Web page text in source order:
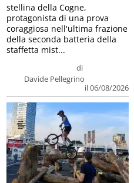
di
Davide Pellegrino
il 06/08/2026
stellina della Cogne,
protagonista di una prova
coraggiosa nell'ultima frazione
della seconda batteria della
staffetta mist...